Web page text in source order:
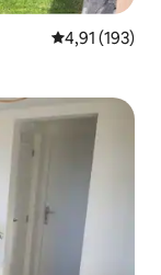
Vidutinis
4,91 (193)